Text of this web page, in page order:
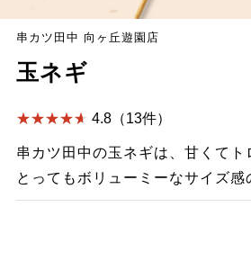
串カツ田中 向ヶ丘遊園店
玉ネギ
4.8（13件）
串カツ田中の玉ネギは、甘くてト
とってもボリューミーなサイズ感